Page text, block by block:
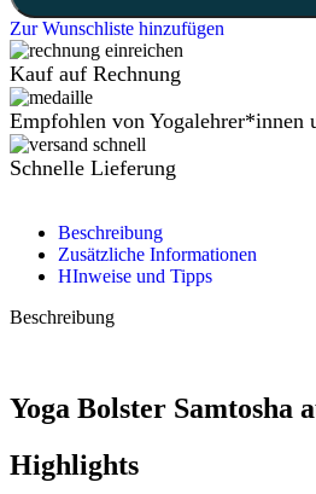
Zur Wunschliste hinzufügen
Kauf auf Rechnung
Empfohlen von Yogalehrer*innen
Schnelle Lieferung
Beschreibung
Zusätzliche Informationen
HInweise und Tipps
Beschreibung
Yoga Bolster Samtosha
Highlights